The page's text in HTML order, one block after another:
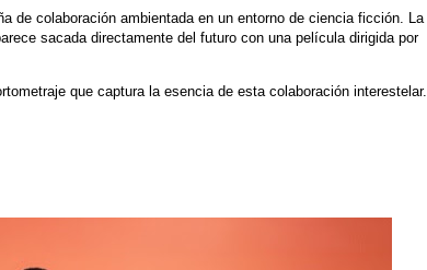
de colaboración ambientada en un entorno de ciencia ficción. La
sacada directamente del futuro con una película dirigida por
que captura la esencia de esta colaboración interestelar.